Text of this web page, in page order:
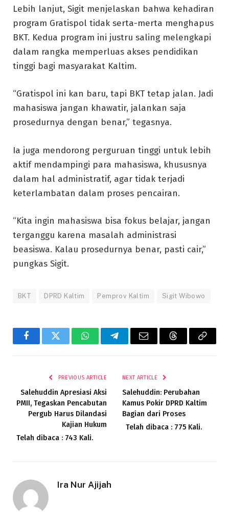
Lebih lanjut, Sigit menjelaskan bahwa kehadiran
program Gratispol tidak serta-merta menghapus
BKT. Kedua program ini justru saling melengkapi
dalam rangka memperluas akses pendidikan
tinggi bagi masyarakat Kaltim.
“Gratispol ini kan baru, tapi BKT tetap jalan. Jadi
mahasiswa jangan khawatir, jalankan saja
prosedurnya dengan benar,” tegasnya.
Ia juga mendorong perguruan tinggi untuk lebih
aktif mendampingi para mahasiswa, khususnya
dalam hal administratif, agar tidak terjadi
keterlambatan dalam proses pencairan.
“Kita ingin mahasiswa bisa fokus belajar, jangan
terganggu karena masalah administrasi
beasiswa. Kalau prosedurnya benar, pasti cair,”
pungkas Sigit.
BKT DPRD Kaltim Pemprov Kaltim Sigit Wibowo
FacebookTwitter WhatsAppTelegramEmail ThreadsCopy
PREVIOUS ARTICLE
Salehuddin Apresiasi Aksi
PMII, Tegaskan Pencabutan
Pergub Harus Dilandasi
Kajian Hukum
Telah dibaca : 743 Kali.
NEXT ARTICLE
Salehuddin: Perubahan
Kamus Pokir DPRD Kaltim
Bagian dari Proses
Telah dibaca : 775 Kali.
Ira Nur Ajijah